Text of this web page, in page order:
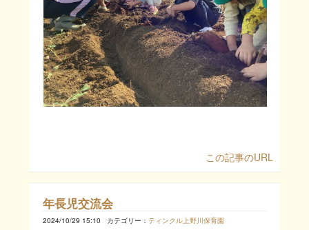
この記事のURL
年長児交流会
2024/10/29 15:10 カテゴリー： ティンクル上野川保育園